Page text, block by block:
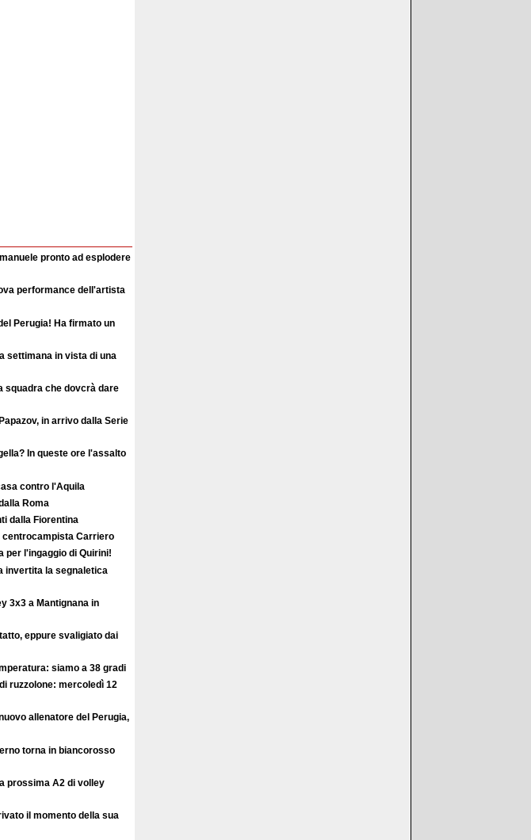
pronto ad esplodere
performance dell'artista
Perugia! Ha firmato un
settimana in vista di una
squadra che dovcrà dare
in arrivo dalla Serie
In queste ore l'assalto
contro l'Aquila
Roma
dalla Fiorentina
centrocampista Carriero
per l'ingaggio di Quirini!
invertita la segnaletica
3x3 a Mantignana in
eppure svaligiato dai
siamo a 38 gradi
ruzzolone: mercoledì 12
allenatore del Perugia,
torna in biancorosso
prossima A2 di volley
il momento della sua